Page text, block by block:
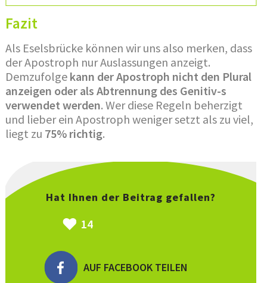
Fazit
Als Eselsbrücke können wir uns also merken, dass
der Apostroph nur Auslassungen anzeigt.
Demzufolge kann der Apostroph nicht den Plural
anzeigen oder als Abtrennung des Genitiv-s
verwendet werden. Wer diese Regeln beherzigt
und lieber ein Apostroph weniger setzt als zu viel,
liegt zu 75% richtig.
Hat Ihnen der Beitrag gefallen?
14
AUF FACEBOOK TEILEN